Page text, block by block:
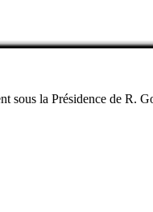
sous la Présidence de R.